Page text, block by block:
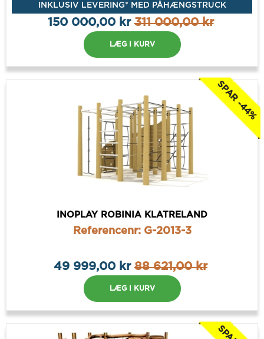
INKLUSIV LEVERING* MED PÅHÆNGSTRUCK
150 000,00 kr311 000,00 kr
LÆG I KURV
SPAR -44%
INOPLAY ROBINIA KLATRELAND
Referencenr: G-2013-3
49 999,00 kr 88 621,00 kr
LÆG I KURV